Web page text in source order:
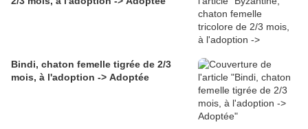
Bindi, chaton femelle tigrée de 2/3
mois, à l'adoption -> Adoptée